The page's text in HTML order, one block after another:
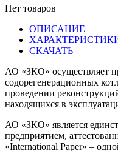
Нет товаров
ОПИСАНИЕ
СКАЧАТЬ
АО «ЗКО» осуществляет
содорегенерационных
проведении
находящихся в
АО «ЗКО» является
предприятием,
«International Paper» –